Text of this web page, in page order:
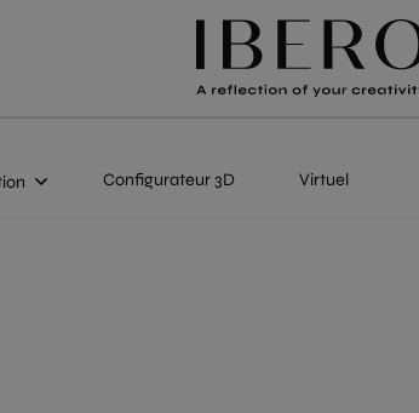
Configurateur 3D Virtuel